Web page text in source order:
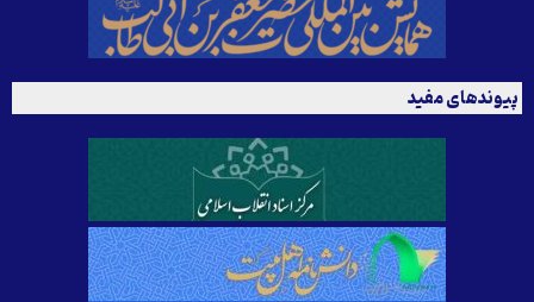
پیوندهای مفید